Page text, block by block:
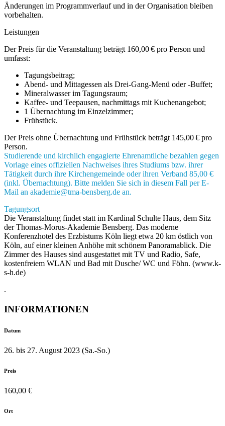
Änderungen im Programmverlauf und in der Organisation bleiben
vorbehalten.
Leistungen
Der Preis für die Veranstaltung beträgt 160,00 € pro Person und
umfasst:
Tagungsbeitrag;
Abend- und Mittagessen als Drei-Gang-Menü oder -Buffet;
Mineralwasser im Tagungsraum;
Kaffee- und Teepausen, nachmittags mit Kuchenangebot;
1 Übernachtung im Einzelzimmer;
Frühstück.
Der Preis ohne Übernachtung und Frühstück beträgt 145,00 € pro
Person.
Studierende und kirchlich engagierte Ehrenamtliche bezahlen gegen
Vorlage eines offiziellen Nachweises ihres Studiums bzw. ihrer
Tätigkeit durch ihre Kirchengemeinde oder ihren Verband 85,00 €
(inkl. Übernachtung). Bitte melden Sie sich in diesem Fall per E-
Mail an akademie@tma-bensberg.de an.
Tagungsort
Die Veranstaltung findet statt im Kardinal Schulte Haus, dem Sitz
der Thomas-Morus-Akademie Bensberg. Das moderne
Konferenzhotel des Erzbistums Köln liegt etwa 20 km östlich von
Köln, auf einer kleinen Anhöhe mit schönem Panoramablick. Die
Zimmer des Hauses sind ausgestattet mit TV und Radio, Safe,
kostenfreiem WLAN und Bad mit Dusche/ WC und Föhn. (www.k-
s-h.de)
.
INFORMATIONEN
Datum
26. bis 27. August 2023 (Sa.-So.)
Preis
160,00 €
Ort